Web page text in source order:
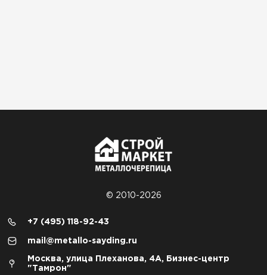
© 2010-2026
+7 (495) 118-92-43
mail@metallo-sayding.ru
Москва, улица Плеханова, 4А, Бизнес-центр
"Тамрон"